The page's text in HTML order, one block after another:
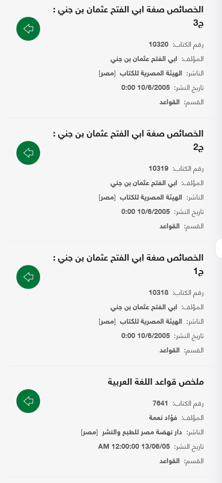
الخصائص صغة ابي الفتح عثمان بن جني :
ج3
رقم الكتاب: 10320
المؤلف: ابي الفتح عثمان بن جني
الناشر: الهيئة المصرية للكتاب [مصر]
تاريخ النشر: 10/6/2005 0:00
القسم: القواعد
الخصائص صغة ابي الفتح عثمان بن جني :
ج2
رقم الكتاب: 10319
المؤلف: ابي الفتح عثمان بن جني
الناشر: الهيئة المصرية للكتاب [مصر]
تاريخ النشر: 10/6/2005 0:00
القسم: القواعد
الخصائص صغة ابي الفتح عثمان بن جني :
ج1
رقم الكتاب: 10318
المؤلف: ابي الفتح عثمان بن جني
الناشر: الهيئة المصرية للكتاب [مصر]
تاريخ النشر: 10/6/2005 0:00
القسم: القواعد
ملخص قواعد اللغة العربية
رقم الكتاب: 7641
المؤلف: فؤاد نعمة
الناشر: دار نهضة مصر للطبع والنشر [مصر]
تاريخ النشر: 13/06/05 12:00:00 AM
القسم: القواعد